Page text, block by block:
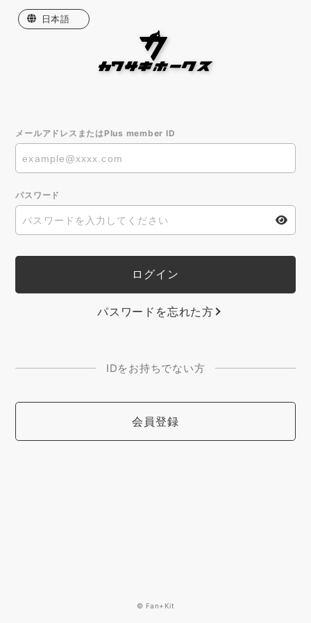
日本語
メールアドレスまたはPlus member ID
パスワード
パスワードを忘れた方
IDをお持ちでない方
会員登録
© Fan+Kit